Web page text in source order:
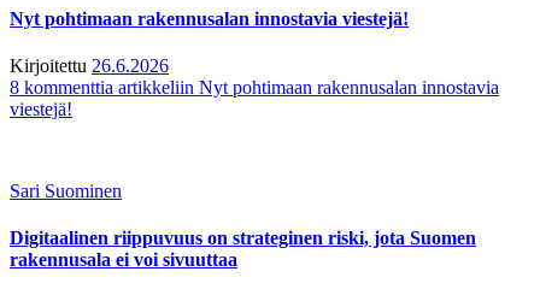
Nyt pohtimaan rakennusalan innostavia viestejä!
Kirjoitettu 26.6.2026
8 kommenttia artikkeliin Nyt pohtimaan rakennusalan innostavia
viestejä!
Sari Suominen
Digitaalinen riippuvuus on strateginen riski, jota Suomen
rakennusala ei voi sivuuttaa